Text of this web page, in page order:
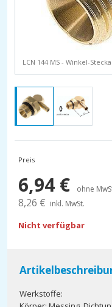
LCN 144 MS - Winkel-
Preis
6,94 € ohne
8,26 € inkl. MwSt.
Nicht verfügbar
Werkstoffe: